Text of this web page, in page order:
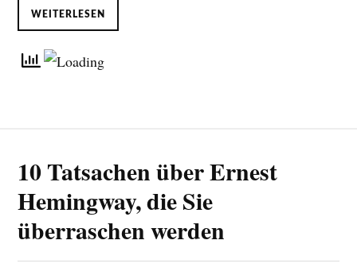
WEITERLESEN
10 Tatsachen über Ernest
Hemingway, die Sie
überraschen werden